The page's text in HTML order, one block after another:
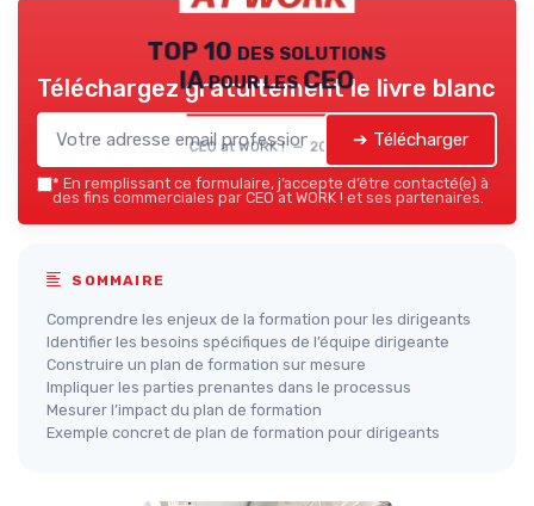
TOP 10 des solutions
IA pour les CEO
CEO at WORK ! — 2026
Téléchargez gratuitement le livre blanc
➔ Télécharger
* En remplissant ce formulaire, j’accepte d’être contacté(e) à
des fins commerciales par CEO at WORK ! et ses partenaires.
SOMMAIRE
Comprendre les enjeux de la formation pour les dirigeants
Identifier les besoins spécifiques de l’équipe dirigeante
Construire un plan de formation sur mesure
Impliquer les parties prenantes dans le processus
Mesurer l’impact du plan de formation
Exemple concret de plan de formation pour dirigeants